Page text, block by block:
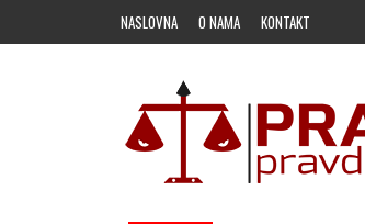
NASLOVNA O NAMA KONTAKT